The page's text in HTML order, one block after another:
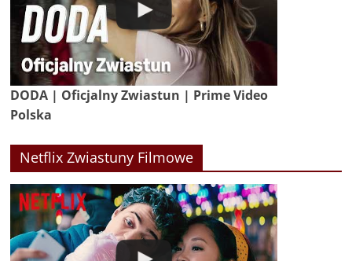
DODA | Oficjalny Zwiastun | Prime Video
Polska
Netflix Zwiastuny Filmowe